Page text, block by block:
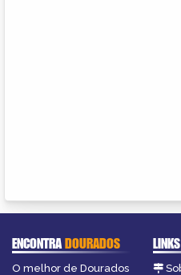
ENCONTRADOURADOS
O melhor de Dourados